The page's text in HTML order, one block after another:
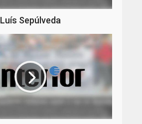
Luís Sepúlveda